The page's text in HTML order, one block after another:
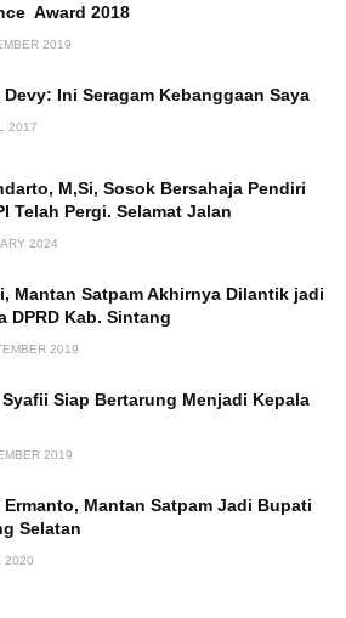
Award 2018
2019
Devy: Ini Seragam Kebanggaan Saya
2017
M,Si, Sosok Bersahaja Pendiri
Telah Pergi. Selamat Jalan
2024
Mantan Satpam Akhirnya Dilantik jadi
DPRD Kab. Sintang
2019
Siap Bertarung Menjadi Kepala
2019
Ermanto, Mantan Satpam Jadi Bupati
Selatan
2020